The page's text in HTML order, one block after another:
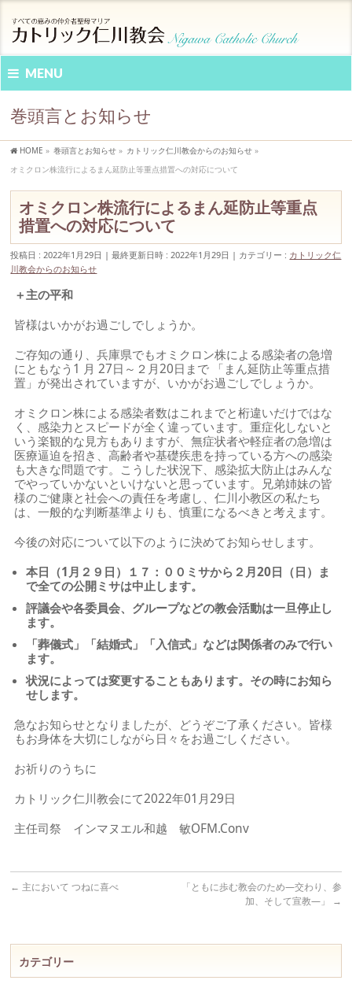
MENU
巻頭言とお知らせ
HOME » 巻頭言とお知らせ » カトリック仁川教会からのお知らせ »
オミクロン株流行によるまん延防止等重点措置への対応について
オミクロン株流行によるまん延防止等重点
措置への対応について
投稿日 : 2022年1月29日 最終更新日時 : 2022年1月29日 カテゴリー : カトリック仁
川教会からのお知らせ
＋主の平和
皆様はいかがお過ごしでしょうか。
ご存知の通り、兵庫県でもオミクロン株による感染者の急増
にともなう1 月 27日～２月20日まで 「まん延防止等重点措
置」が発出されていますが、いかがお過ごしでしょうか。
オミクロン株による感染者数はこれまでと桁違いだけではな
く、感染力とスピードが全く違っています。重症化しないと
いう楽観的な見方もありますが、無症状者や軽症者の急増は
医療逼迫を招き、高齢者や基礎疾患を持っている方への感染
も大きな問題です。こうした状況下、感染拡大防止はみんな
でやっていかないといけないと思っています。兄弟姉妹の皆
様のご健康と社会への責任を考慮し、仁川小教区の私たち
は、一般的な判断基準よりも、慎重になるべきと考えます。
今後の対応について以下のように決めてお知らせします。
本日（1月２９日）１７：００ミサから２月20日（日）ま
で全ての公開ミサは中止します。
評議会や各委員会、グループなどの教会活動は一旦停止し
ます。
「葬儀式」「結婚式」「入信式」などは関係者のみで行い
ます。
状況によっては変更することもあります。その時にお知ら
せします。
急なお知らせとなりましたが、どうぞご了承ください。皆様
もお身体を大切にしながら日々をお過ごしください。
お祈りのうちに
カトリック仁川教会にて2022年01月29日
主任司祭 インマヌエル和越 敏OFM.Conv
← 主において つねに喜べ
「ともに歩む教会のため―交わり、参
加、そして宣教―」
→
カテゴリー